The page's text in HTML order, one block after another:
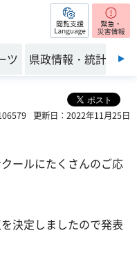
閲覧支援
ツ 県政情報・統計
更新日：2022年11月25日
ールにたくさんのご応
決定しましたので発表